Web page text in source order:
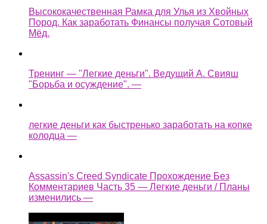
Высококачественная Рамка для Улья из Хвойных
Пород. Как заработать Финансы получая Сотовый
Мёд.
Тренинг — "Легкие деньги". Ведущий А. Свияш
"Борьба и осуждение". —
легкие деньги как быстренько заработать на копке
колодца —
Assassin's Creed Syndicate Прохождение Без
Комментариев Часть 35 — Легкие деньги / Планы
изменились —